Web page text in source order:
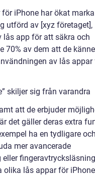
iPhone har ökat
utförd av [xyz företaget],
app för att säkra och
70% av dem att de
av lås appar
skiljer sig från varandra
att de erbjuder
det gäller deras extra
ha en tydligare
mer avancerade
lås appar för